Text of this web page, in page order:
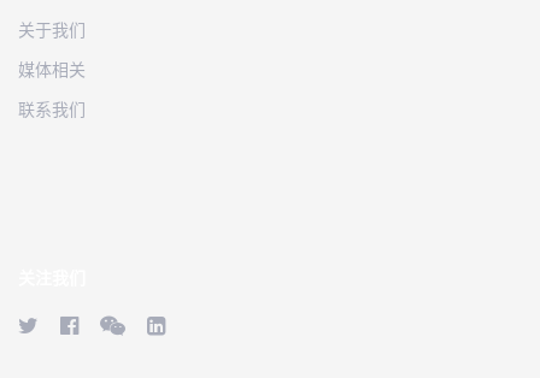
关于我们
媒体相关
联系我们